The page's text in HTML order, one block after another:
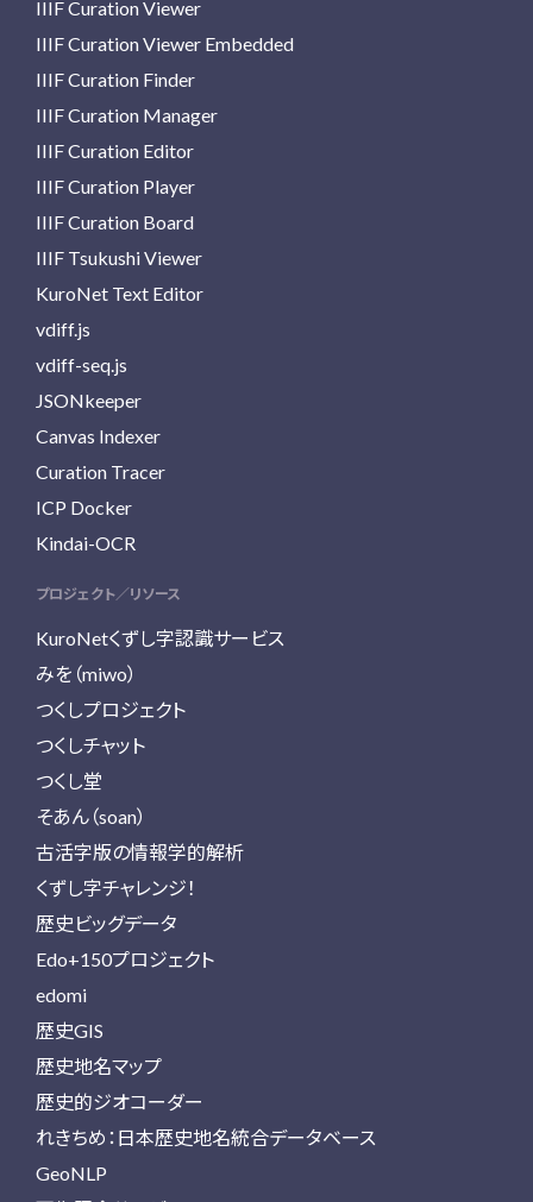
IIIF Curation Viewer
IIIF Curation Viewer Embedded
IIIF Curation Finder
IIIF Curation Manager
IIIF Curation Editor
IIIF Curation Player
IIIF Curation Board
IIIF Tsukushi Viewer
KuroNet Text Editor
vdiff.js
vdiff-seq.js
JSONkeeper
Canvas Indexer
Curation Tracer
ICP Docker
Kindai-OCR
プロジェクト／リソース
KuroNetくずし字認識サービス
みを（miwo）
つくしプロジェクト
つくしチャット
つくし堂
そあん（soan）
古活字版の情報学的解析
くずし字チャレンジ！
歴史ビッグデータ
Edo+150プロジェクト
edomi
歴史GIS
歴史地名マップ
歴史的ジオコーダー
れきちめ：日本歴史地名統合データベース
GeoNLP